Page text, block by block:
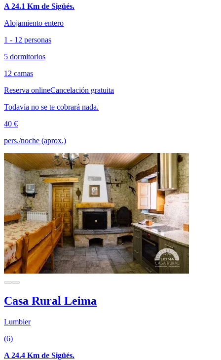
A 24.1 Km de Sigüés.
Alojamiento entero
1 - 12 personas
5 dormitorios
12 camas
Reserva onlineCancelación gratuita
Todavía no se te cobrará nada.
40 €
pers./noche (aprox.)
Casa Rural Leima
Lumbier
(6)
A 24.4 Km de Sigüés.